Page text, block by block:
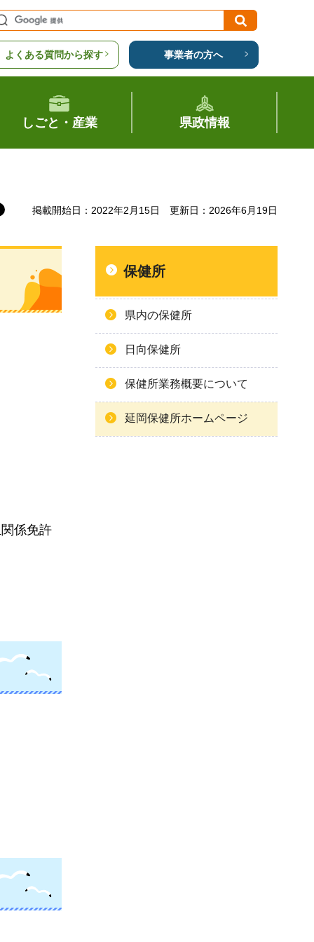
よくある質問から探す 事業者の方へ
しごと・産業 県政情報
掲載開始日：2022年2月15日 更新日：2026年6月19日
係免許
保健所
県内の保健所
日向保健所
保健所業務概要について
延岡保健所ホームページ